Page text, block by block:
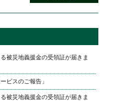
被災地義援金の受領証が届きま
ビスのご報告」
被災地義援金の受領証が届きま